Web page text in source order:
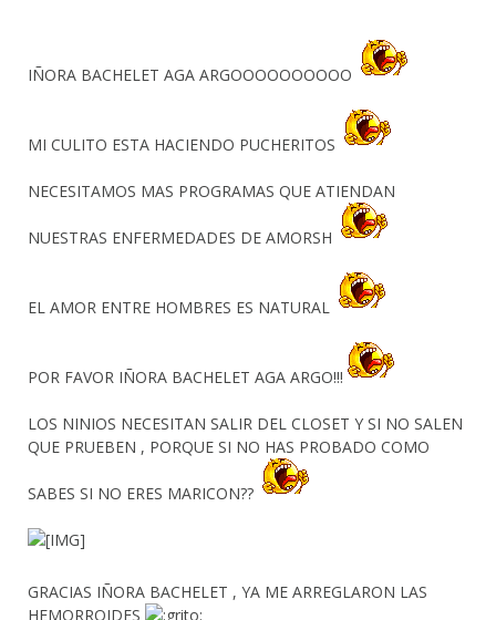
IÑORA BACHELET AGA ARGOOOOOOOOOO
MI CULITO ESTA HACIENDO PUCHERITOS
NECESITAMOS MAS PROGRAMAS QUE ATIENDAN
NUESTRAS ENFERMEDADES DE AMORSH
EL AMOR ENTRE HOMBRES ES NATURAL
POR FAVOR IÑORA BACHELET AGA ARGO!!!
LOS NINIOS NECESITAN SALIR DEL CLOSET Y SI NO SALEN
QUE PRUEBEN , PORQUE SI NO HAS PROBADO COMO
SABES SI NO ERES MARICON??
GRACIAS IÑORA BACHELET , YA ME ARREGLARON LAS
HEMORROIDES